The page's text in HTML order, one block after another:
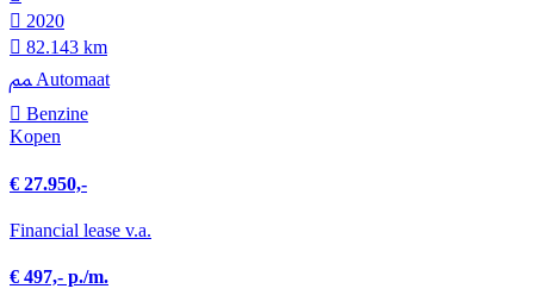
2020
82.143 km
Automaat
Benzine
Kopen
€ 27.950,-
Financial lease v.a.
€ 497,- p./m.